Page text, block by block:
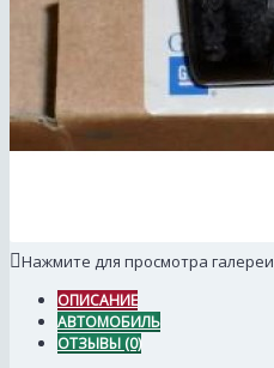
Нажмите для просмотра галереи
ОПИСАНИЕ
АВТОМОБИЛЬ
ОТЗЫВЫ (0)